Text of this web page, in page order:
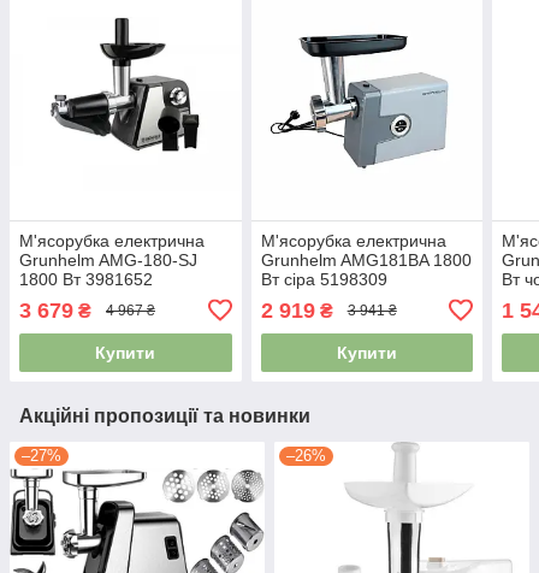
М'ясорубка електрична
Grunhelm AMG-180-SJ
1800 Вт 3981652
3 679 ₴ 4 967 ₴
Купити
М'ясорубка електрична
Grunhelm AMG181BA 1800
Вт сіра 5198309
2 919₴ 3 941 ₴
Купити
Вт
1
Акційні пропозиції та новинки
–27% –26%